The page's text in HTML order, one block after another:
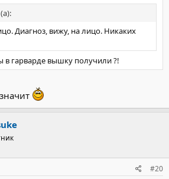
Диагноз, вижу, на лицо. Никаких
в гарварде вышку получили ?!
#20